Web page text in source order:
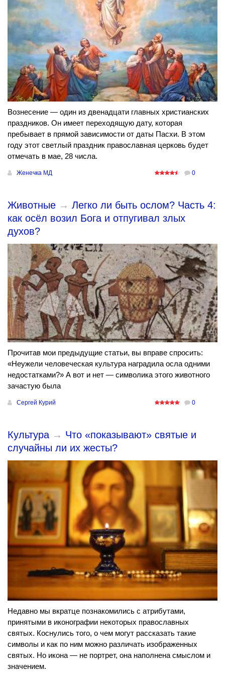
Вознесение — один из двенадцати главных христианских
праздников. Он имеет переходящую дату, которая
пребывает в прямой зависимости от даты Пасхи. В этом
году этот светлый праздник православная церковь будет
отмечать в мае, 28 числа.
Женечка МД 0
Животные → Легко ли быть ослом? Часть 4:
как осёл возил Бога и отпугивал злых
духов?
Прочитав мои предыдущие статьи, вы вправе спросить:
«Неужели человеческая культура наградила осла одними
недостатками?» А вот и нет — символика этого животного
зачастую была
Сергей Курий 0
Культура→ Что «показывают» святые и
случайны ли их жесты?
Недавно мы вкратце познакомились с атрибутами,
принятыми в иконографии некоторых православных
святых. Коснулись того, о чем могут рассказать такие
символы и как по ним можно различать изображенных
святых. Но икона — не портрет, она наполнена смыслом и
значением.